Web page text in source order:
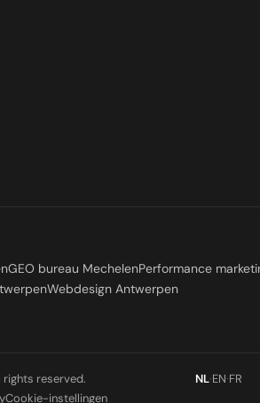
GEO bureau MechelenPerformance
Webdesign Antwerpen
reserved. NL·EN·FR
Cookie-instellingen